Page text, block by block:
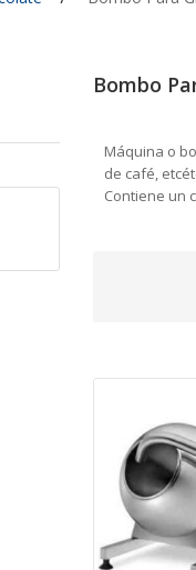
Bombo
Máquina o
de café,
Contiene un